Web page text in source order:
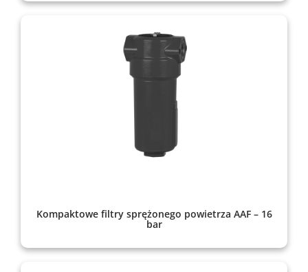
Kompaktowe filtry sprężonego powietrza AAF – 16
bar